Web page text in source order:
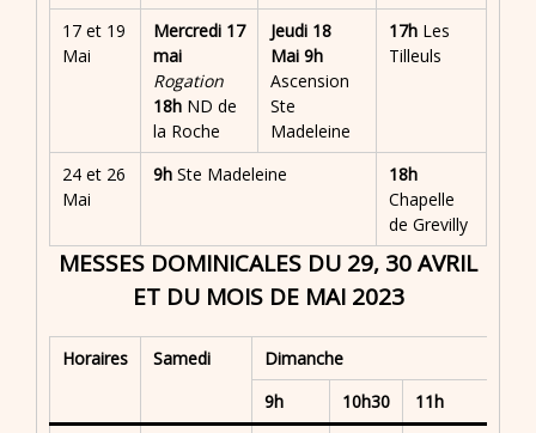
17 et 19
Mai
Mercredi 17
mai
Rogation
18h ND de
la Roche
Jeudi 18
Mai 9h
Ascension
Ste
Madeleine
17h Les
Tilleuls
24 et 26
Mai
9h Ste Madeleine
18h
Chapelle
de Grevilly
MESSES DOMINICALES DU 29, 30 AVRIL
ET DU MOIS DE MAI 2023
Horaires Samedi
Dimanche
9h
10h30
11h